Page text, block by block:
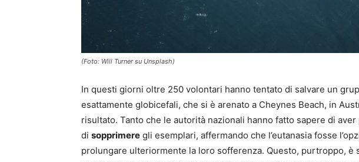
(Foto: Will Turner su Unsplash)
In questi giorni oltre 250 volontari hanno tentato di salvare un
esattamente globicefali, che si è arenato a Cheynes Beach, in
risultato. Tanto che le autorità nazionali hanno fatto sapere di
di sopprimere gli esemplari, affermando che l’eutanasia fosse
prolungare ulteriormente la loro sofferenza. Questo, purtroppo, è